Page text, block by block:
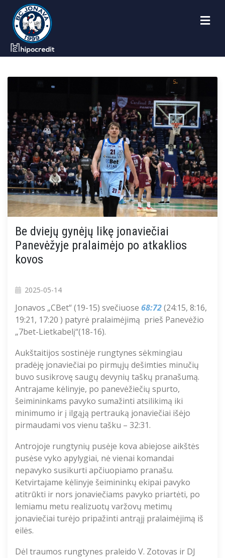
Be dviejų gynėjų likę jonaviečiai
Panevėžyje pralaimėjo po atkaklios
kovos
2025-05-14
Jonavos „CBet“(19-15) svečiuose 68:72(24:15, 8:16,
19:21, 17:20 ) patyrė pralaimėjimą prieš Panevėžio
„7bet-Lietkabelį“(18-16).
Aukštaitijos sostinėje rungtynes sėkmingiau
pradėję jonaviečiai po pirmųjų dešimties minučių
buvo susikrovę saugų devynių taškų pranašumą.
Antrajame kėlinyje, po panevėžiečių spurto,
šeimininkams pavyko sumažinti atsilikimą iki
minimumo ir į ilgąją pertrauką jonaviečiai išėjo
pirmaudami vos vienu tašku – 32:31.
Antrojoje rungtynių pusėje kova abiejose aikštės
pusėse vyko apylygiai, nė vienai komandai
nepavyko susikurti apčiuopiamo pranašu.
Ketvirtajame kėlinyje šeimininkų ekipai pavyko
atitrūkti ir nors jonaviečiams pavyko priartėti, po
lemiamu metu realizuotų varžovų metimų
jonaviečiai turėjo pripažinti antrąjį pralaimėjimą iš
eilės.
Dėl traumos rungtynes praleido V. Zotovas ir DJ